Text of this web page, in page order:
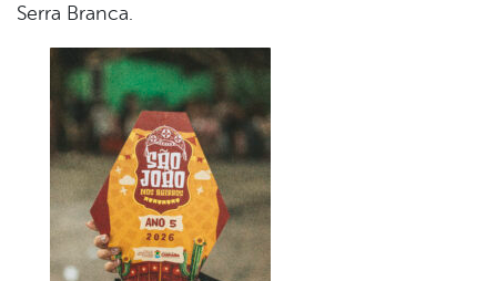
Serra Branca.